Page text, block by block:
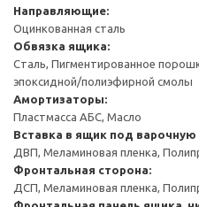
Направляющие:
Оцинкованная сталь
Обвязка ящика:
Сталь, Пигментированное
эпоксидной/полиэфирной смолы
Амортизаторы:
Пластмасса АБС, Масло
Вставка в ящик под варочную
ДВП, Меламиновая пленка,
Фронтальная сторона:
ДСП, Меламиновая пленка,